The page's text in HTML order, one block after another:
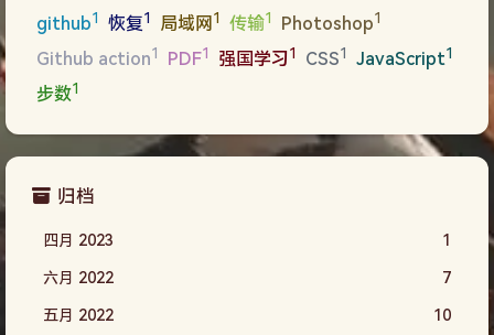
github1 恢复1 局域网 1 传输1 Photoshop1
Github action1 PDF1 强国学习1 CSS1 JavaScript1
步数1
归档
四月 2023 1
六月 2022 7
五月 2022 10